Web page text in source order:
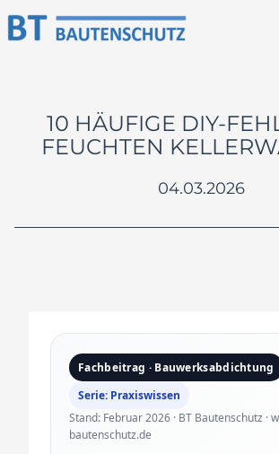
10 HÄUFIGE DIY-
FEUCHTEN
04.03.2026
Fachbeitrag · Bauwerksabdichtung
Serie: Praxiswissen
Stand: Februar 2026 · BT Bautenschutz ·
bautenschutz.de